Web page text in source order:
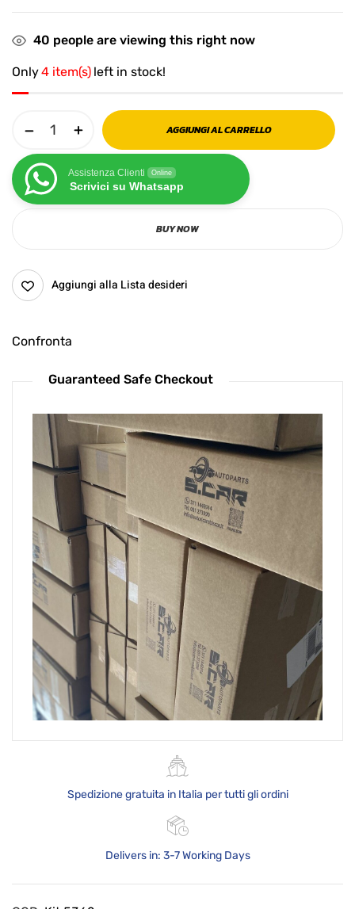
40 people are viewing this right now
Only4 item(s) left in stock!
AGGIUNGI AL CARRELLO
Assistenza Clienti Online
Scrivici su Whatsapp
BUY NOW
Aggiungi alla Lista desideri
Confronta
Guaranteed Safe Checkout
Spedizione gratuita in Italia per tutti gli ordini
Delivers in: 3-7 Working Days